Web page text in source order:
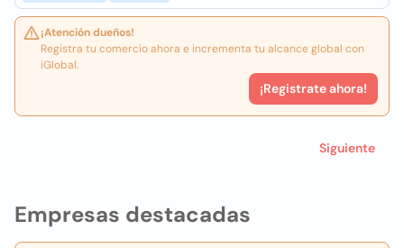
Empresas destacadas
¡Atención dueños!
Registra tu comercio ahora e incrementa tu alcance global con
iGlobal.
¡Registrate ahora!
Siguiente